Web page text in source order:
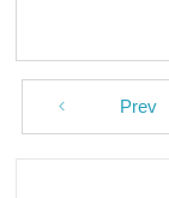
Prev